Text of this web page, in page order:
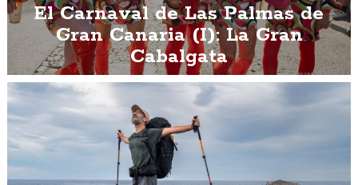
El Carnaval de Las Palmas de
Gran Canaria (I): La Gran
Cabalgata